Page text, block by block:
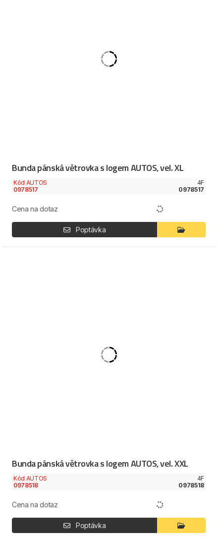
Bunda pánská větrovka s logem AUTOS, vel. XL
Kód AUTOS
0978517
4F
0978517
Cena na dotaz
Poptávka
Bunda pánská větrovka s logem AUTOS, vel. XXL
Kód AUTOS
0978518
4F
0978518
Cena na dotaz
Poptávka